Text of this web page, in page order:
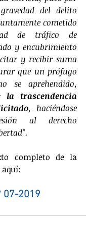
del delito
cometido
de tráfico de
y encubrimiento
y recibir suma
que un prófugo
la trascendencia
, haciéndose
al derecho
completo de la
aquí:
07-2019